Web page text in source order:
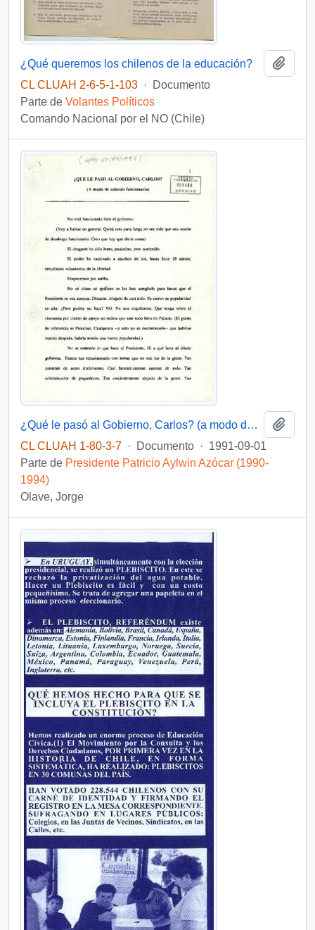
¿Qué queremos los chilenos de la educación?
CL CLUAH 2-6-5-1-103 ·
Documento
Parte de Volantes Políticos
Comando Nacional por el NO (Chile)
¿Qué le pasó al Gobierno, Carlos? (a modo de catarsis funcionaria)
CL CLUAH 1-80-3-7 · Documento · 1991-09-01
Parte de Presidente Patricio Aylwin Azócar (1990-
1994)
Olave, Jorge